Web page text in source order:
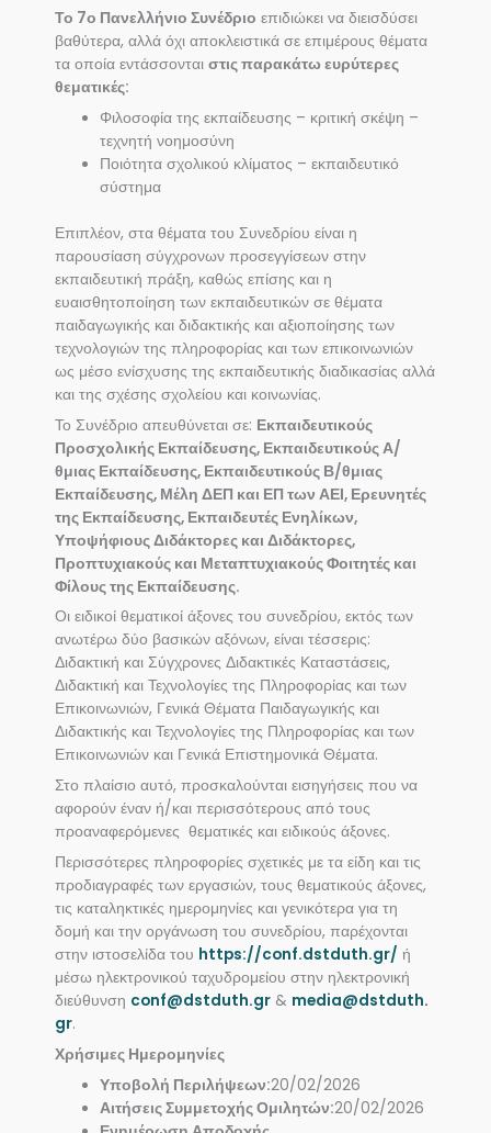
Το 7ο Πανελλήνιο Συνέδριο επιδιώκει να διεισδύσει
βαθύτερα, αλλά όχι αποκλειστικά σε επιμέρους θέματα
τα οποία εντάσσονται στις παρακάτω ευρύτερες
θεματικές:
Φιλοσοφία της εκπαίδευσης – κριτική σκέψη –
τεχνητή νοημοσύνη
Ποιότητα σχολικού κλίματος – εκπαιδευτικό
σύστημα
Επιπλέον, στα θέματα του Συνεδρίου είναι η
παρουσίαση σύγχρονων προσεγγίσεων στην
εκπαιδευτική πράξη, καθώς επίσης και η
ευαισθητοποίηση των εκπαιδευτικών σε θέματα
παιδαγωγικής και διδακτικής και αξιοποίησης των
τεχνολογιών της πληροφορίας και των επικοινωνιών
ως μέσο ενίσχυσης της εκπαιδευτικής διαδικασίας αλλά
και της σχέσης σχολείου και κοινωνίας.
Το Συνέδριο απευθύνεται σε: Εκπαιδευτικούς
Προσχολικής Εκπαίδευσης, Εκπαιδευτικούς Α/
θμιας Εκπαίδευσης, Εκπαιδευτικούς Β/θμιας
Εκπαίδευσης, Μέλη ΔΕΠ και ΕΠ των ΑΕΙ, Ερευνητές
της Εκπαίδευσης, Εκπαιδευτές Ενηλίκων,
Υποψήφιους Διδάκτορες και Διδάκτορες,
Προπτυχιακούς και Μεταπτυχιακούς Φοιτητές και
Φίλους της Εκπαίδευσης.
Οι ειδικοί θεματικοί άξονες του συνεδρίου, εκτός των
ανωτέρω δύο βασικών αξόνων, είναι τέσσερις:
Διδακτική και Σύγχρονες Διδακτικές Καταστάσεις,
Διδακτική και Τεχνολογίες της Πληροφορίας και των
Επικοινωνιών, Γενικά Θέματα Παιδαγωγικής και
Διδακτικής και Τεχνολογίες της Πληροφορίας και των
Επικοινωνιών και Γενικά Επιστημονικά Θέματα.
Στο πλαίσιο αυτό, προσκαλούνται εισηγήσεις που να
αφορούν έναν ή/και περισσότερους από τους
προαναφερόμενες θεματικές και ειδικούς άξονες.
Περισσότερες πληροφορίες σχετικές με τα είδη και τις
προδιαγραφές των εργασιών, τους θεματικούς άξονες,
τις καταληκτικές ημερομηνίες και γενικότερα για τη
δομή και την οργάνωση του συνεδρίου, παρέχονται
στην ιστοσελίδα του https://conf.dstduth.gr/ ή
μέσω ηλεκτρονικού ταχυδρομείου στην ηλεκτρονική
διεύθυνση conf@dstduth.gr & media@dstduth.
gr.
Χρήσιμες Ημερομηνίες
Υποβολή Περιλήψεων:20/02/2026
Αιτήσεις Συμμετοχής Ομιλητών:20/02/2026